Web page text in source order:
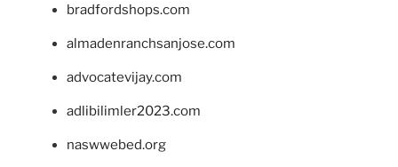
bradfordshops.com
almadenranchsanjose.com
advocatevijay.com
adlibilimler2023.com
naswwebed.org